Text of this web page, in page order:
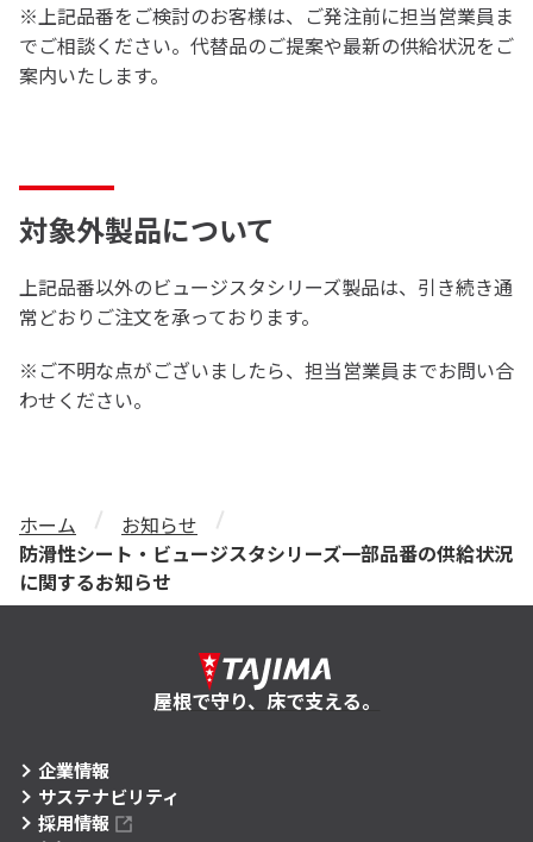
※上記品番をご検討のお客様は、ご発注前に担当営業員ま
でご相談ください。代替品のご提案や最新の供給状況をご
案内いたします。
対象外製品について
上記品番以外のビュージスタシリーズ製品は、引き続き通
常どおりご注文を承っております。
※ご不明な点がございましたら、担当営業員までお問い合
わせください。
ホーム
お知らせ
防滑性シート・ビュージスタシリーズ一部品番の供給状況
に関するお知らせ
屋根で守り、床で支える。
企業情報
サステナビリティ
採用情報